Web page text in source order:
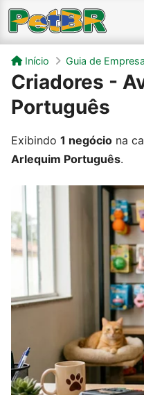
Início Guia de
Criadores -
Português
Exibindo 1 negócio na
Arlequim Português.